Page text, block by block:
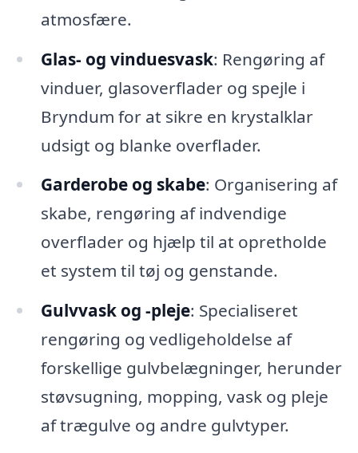
atmosfære.
Glas- og vinduesvask: Rengøring af
vinduer, glasoverflader og spejle i
Bryndum for at sikre en krystalklar
udsigt og blanke overflader.
Garderobe og skabe: Organisering af
skabe, rengøring af indvendige
overflader og hjælp til at opretholde
et system til tøj og genstande.
Gulvvask og -pleje: Specialiseret
rengøring og vedligeholdelse af
forskellige gulvbelægninger, herunder
støvsugning, mopping, vask og pleje
af trægulve og andre gulvtyper.